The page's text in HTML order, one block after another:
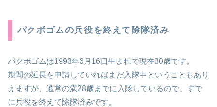
パクボゴムの兵役を終えて除隊済み
パクボゴムは1993年6月16日生まれで現在30歳です。
期間の延長を申請していればまだ入隊中ということもあり
えますが、通常の満28歳までに入隊しているので、すで
に兵役を終えて除隊済みです。